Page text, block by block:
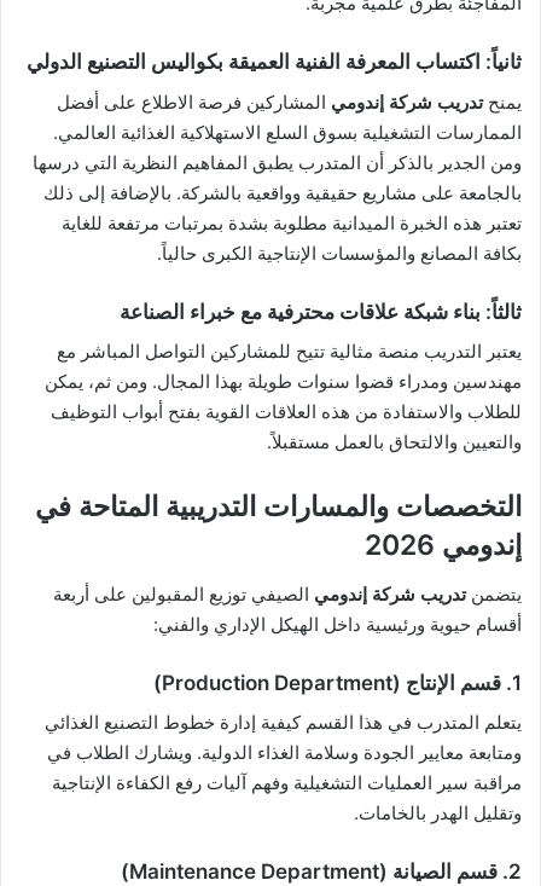
ثانياً: اكتساب المعرفة الفنية العميقة بكواليس التصنيع الدولي
يمنحتدريب شركة إندومي المشاركين فرصة الاطلاع على أفضل
الممارسات التشغيلية بسوق السلع الاستهلاكية الغذائية العالمي.
ومن الجدير بالذكر أن المتدرب يطبق المفاهيم النظرية التي درسها
بالجامعة على مشاريع حقيقية وواقعية بالشركة. بالإضافة إلى ذلك
تعتبر هذه الخبرة الميدانية مطلوبة بشدة بمرتبات مرتفعة للغاية
بكافة المصانع والمؤسسات الإنتاجية الكبرى حالياً.
ثالثاً: بناء شبكة علاقات محترفية مع خبراء الصناعة
يعتبر التدريب منصة مثالية تتيح للمشاركين التواصل المباشر مع
مهندسين ومدراء قضوا سنوات طويلة بهذا المجال. ومن ثم، يمكن
للطلاب والاستفادة من هذه العلاقات القوية بفتح أبواب التوظيف
والتعيين والالتحاق بالعمل مستقبلاً.
التخصصات والمسارات التدريبية المتاحة في
إندومي 2026
يتضمنتدريب شركة إندومي الصيفي توزيع المقبولين على أربعة
أقسام حيوية ورئيسية داخل الهيكل الإداري والفني:
1. قسم الإنتاج (Production Department)
يتعلم المتدرب في هذا القسم كيفية إدارة خطوط التصنيع الغذائي
ومتابعة معايير الجودة وسلامة الغذاء الدولية. ويشارك الطلاب في
مراقبة سير العمليات التشغيلية وفهم آليات رفع الكفاءة الإنتاجية
وتقليل الهدر بالخامات.
2. قسم الصيانة (Maintenance Department)